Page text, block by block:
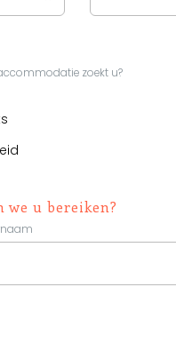
zoekt u?
we u bereiken?